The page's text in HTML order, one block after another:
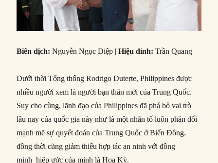
Biên dịch:Nguyễn Ngọc Diệp |Hiệu đính:Trần Quang
Dưới thời Tổng thống Rodrigo Duterte, Philippines được
nhiều người xem là người bạn thân mới của Trung Quốc.
Suy cho cùng, lãnh đạo của Philippines đã phá bỏ vai trò
lâu nay của quốc gia này như là một nhân tố luôn phản đối
mạnh mẽ sự quyết đoán của Trung Quốc ở Biển Đông,
đồng thời cũng giảm thiểu hợp tác an ninh với đồng
minh hiệp ước của mình là Hoa Kỳ.